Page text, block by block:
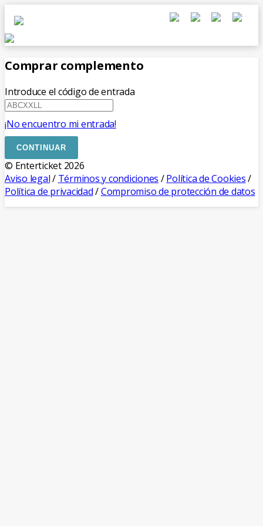
Comprar complemento
Introduce el código de entrada
¡No encuentro mi entrada!
CONTINUAR
© Enterticket 2026
Aviso legal/ Términos y condiciones /Política de Cookies/
Política de privacidad/Compromiso de protección de datos